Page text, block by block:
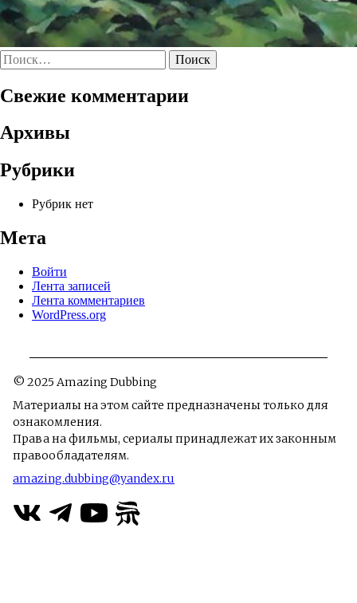
Найти:
Свежие комментарии
Архивы
Рубрики
Рубрик нет
Мета
Войти
Лента записей
Лента комментариев
WordPress.org
© 2025 Amazing Dubbing
Материалы на этом сайте предназначены только для
ознакомления.
Права на фильмы, сериалы принадлежат их законным
правообладателям.
amazing.dubbing@yandex.ru